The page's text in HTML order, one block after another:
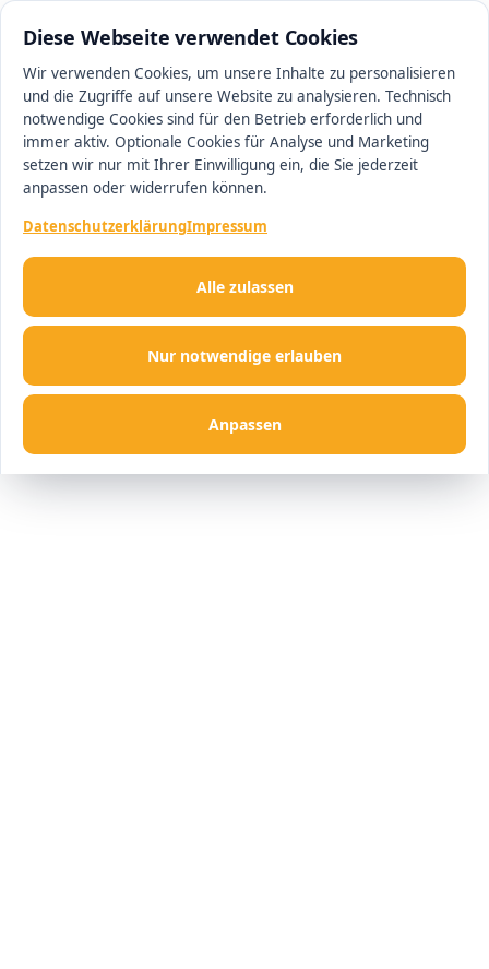
Diese Webseite verwendet Cookies
Wir verwenden Cookies, um unsere Inhalte zu personalisieren
und die Zugriffe auf unsere Website zu analysieren. Technisch
notwendige Cookies sind für den Betrieb erforderlich und
immer aktiv. Optionale Cookies für Analyse und Marketing
setzen wir nur mit Ihrer Einwilligung ein, die Sie jederzeit
anpassen oder widerrufen können.
DatenschutzerklärungImpressum
Nur notwendige erlauben
Anpassen
Alle zulassen